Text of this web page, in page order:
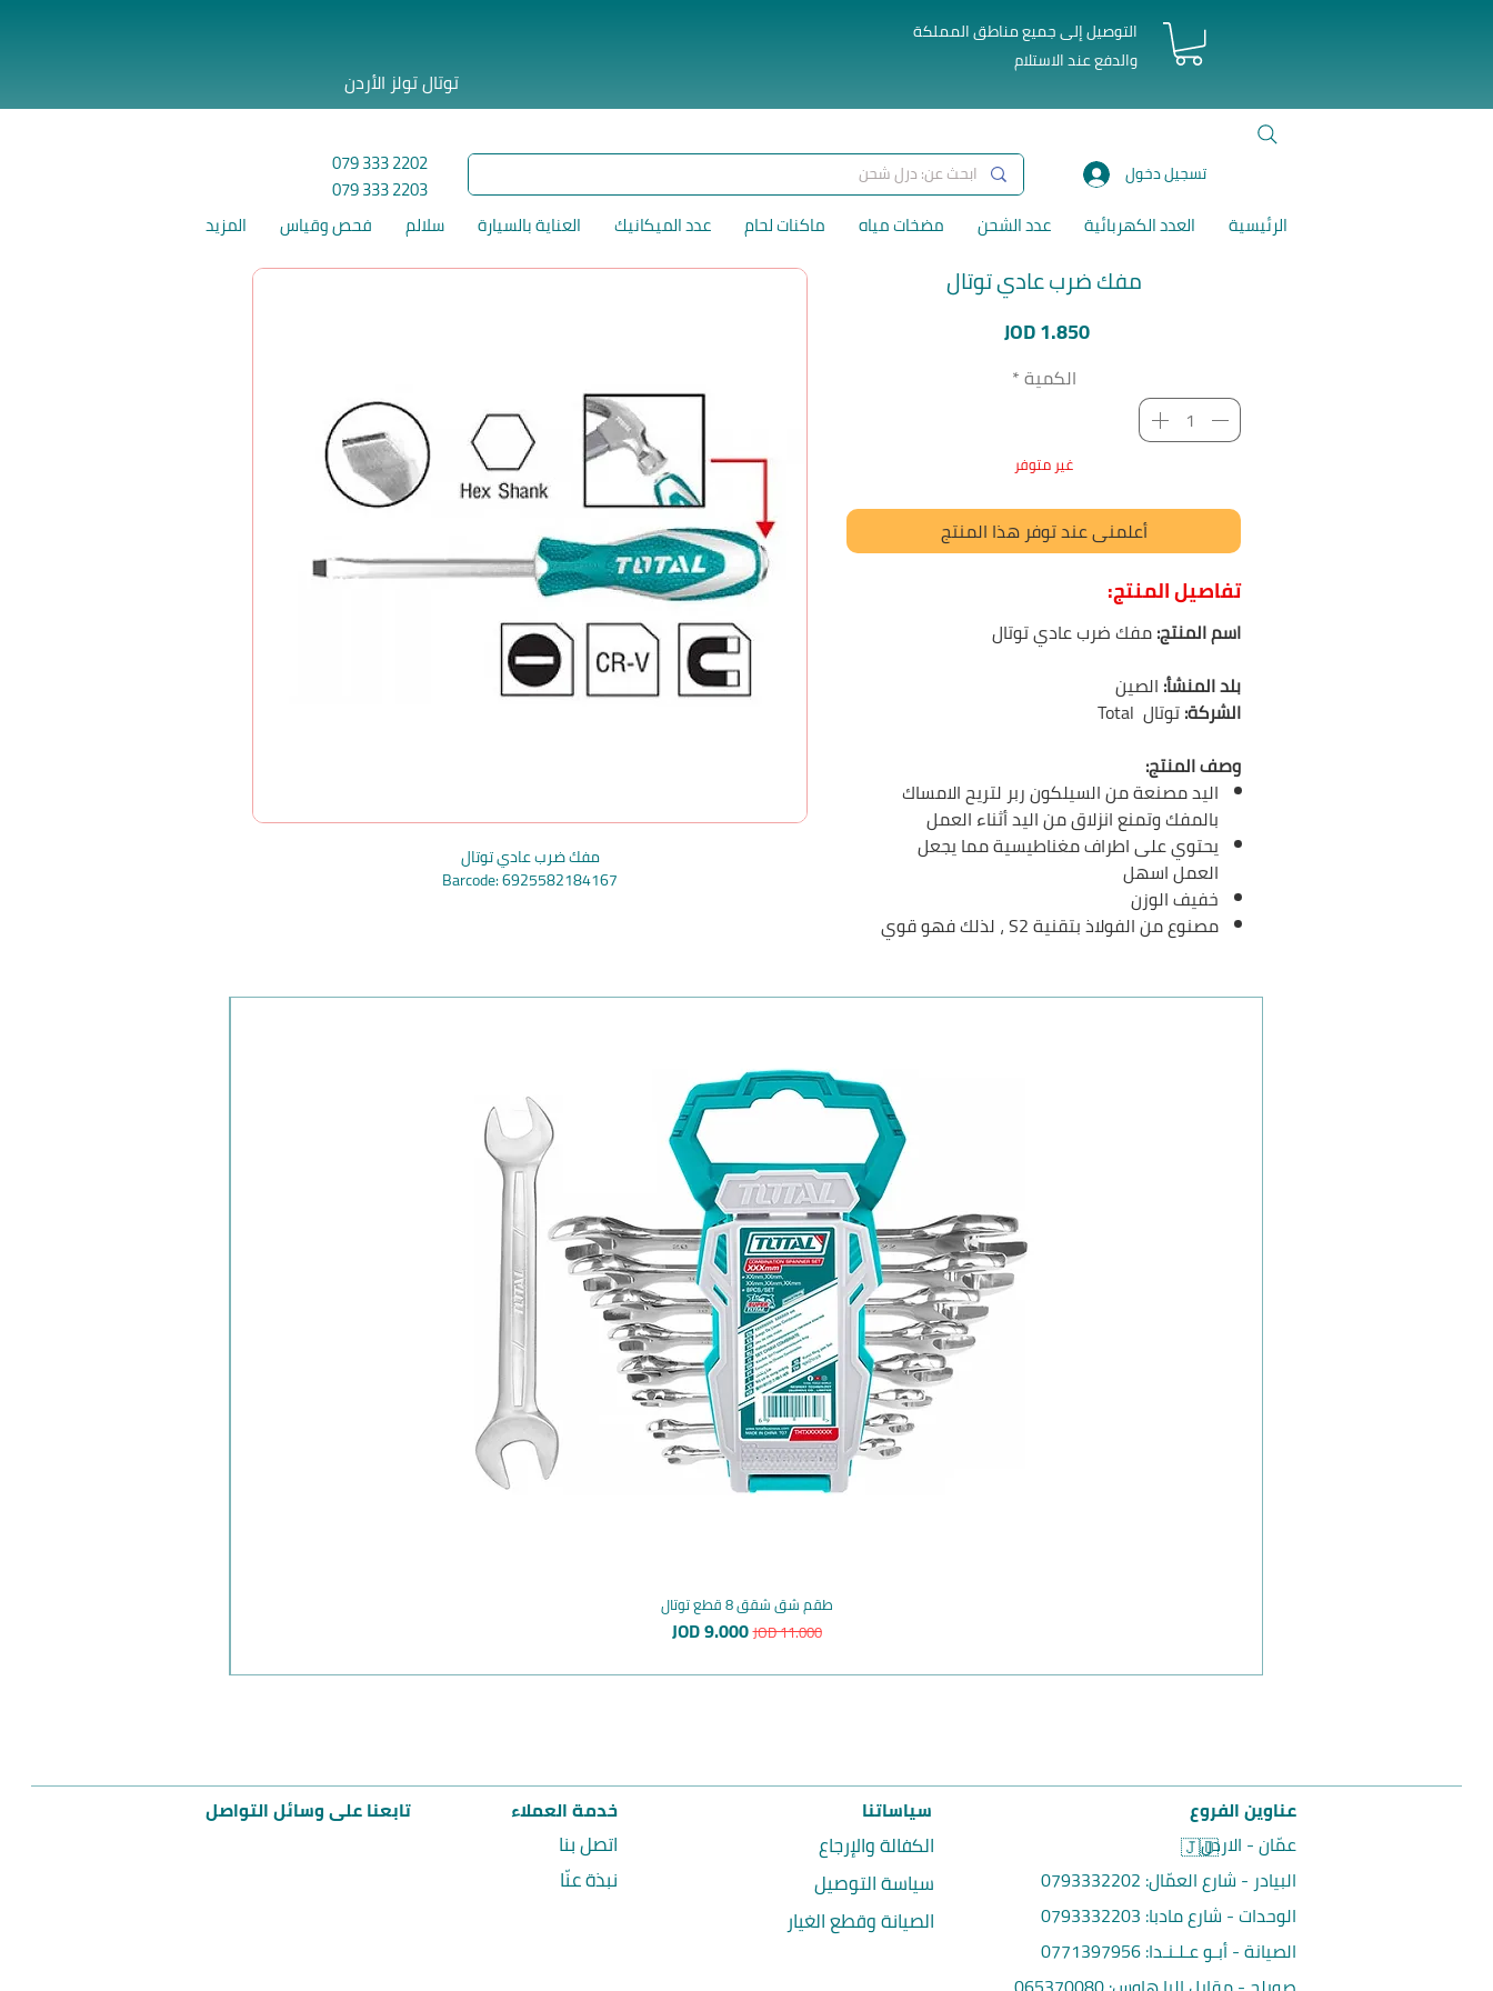
توتال تولز الأردن
التوصيل إلى جميع مناطق المملكة
والدفع عند الاستلام
079 333 2202
079 333 2203
تسجيل دخول
الرئيسية العدد الكهربائية عدد الشحن مضخات مياه ماكنات لحام عدد الميكانيك العناية بالسيارة سلالم فحص وقياس المزيد
مفك ضرب عادي توتال
Barcode: 6925582184167
مفك ضرب عادي توتال
JOD 1.850السعر
الكمية*
غير متوفر
أعلمني عند توفر هذا المنتج
تفاصيل المنتج:
اسم المنتج:مفك ضرب عادي توتال
بلد المنشأ: الصين
الشركة:توتال Total
وصف المنتج:
اليد مصنعة من السيلكون ربر لتريح الامساك
بالمفك وتمنع انزلاق من اليد أثناء العمل
يحتوي على اطراف مغناطيسية مما يجعل
العمل اسهل
خفيف الوزن
مصنوع من الفولاذ بتقنية S2 ، لذلك فهو قوي
طقم شق شقق 8 قطع توتال
سعر عادي
JOD 11.000سعر البيع
JOD 9.000
تابعنا على وسائل التواصل خدمة العملاء
اتصل بنا
نبذة عنّا
سياساتنا
الكفالة والإرجاع
سياسة التوصيل
الصيانة وقطع الغيار
عناوين الفروع
🇯🇴عمّان - الاردن
البيادر - شارع العمّال: 0793332202
الوحدات - شارع مادبا: 0793332203
الصيانة - أبـو عـلـنـدا:0771397956